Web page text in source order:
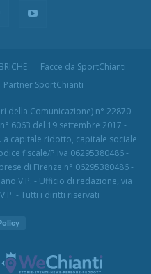
Facce da SportChianti
Partner SportChianti
della Comunicazione) n° 22870 -
6063 del 19 settembre 2017 -
a capitale ridotto, capitale sociale
fiscale/P.Iva 06295380486 -
di Firenze n° 06295380486 -
V.P. - Ufficio di redazione, via
- Tutti i diritti riservati